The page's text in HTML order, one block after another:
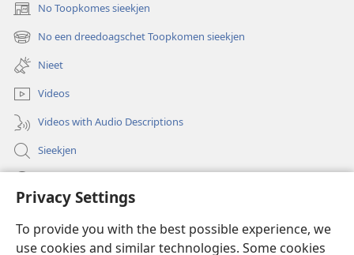
Privacy Settings
To provide you with the best possible experience, we
use cookies and similar technologies. Some cookies
No Toopkomes sieekjen
(opens
new
window)
No een dreedoagschet Toopkomen sieekjen
(opens
new
window)
Nieet
Videos
Videos with Audio Descriptions
Sieekjen
(opens